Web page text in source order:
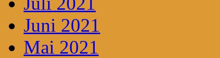
Juni 2021
Mai 2021